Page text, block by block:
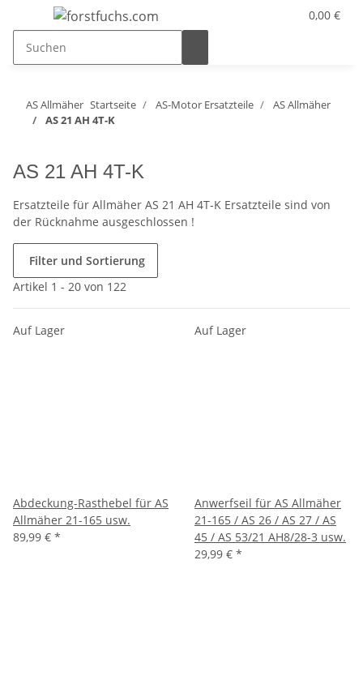
0,00 €
AS Allmäher Startseite AS-Motor Ersatzteile
AS Allmäher
AS 21 AH 4T-K
AS 21 AH 4T-K
Ersatzteile für Allmäher AS 21 AH 4T-K Ersatzteile sind von
der Rücknahme ausgeschlossen !
Filter und Sortierung
Artikel 1 - 20 von 122
Auf Lager
Abdeckung-Rasthebel für AS
Allmäher 21-165 usw.
89,99 € *
Auf Lager
Anwerfseil für AS Allmäher
21-165 / AS 26 / AS 27 / AS
45 / AS 53/21 AH8/28-3 usw.
29,99 € *